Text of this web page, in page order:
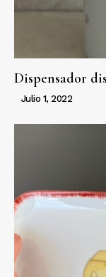
Dispensador
Julio 1, 2022